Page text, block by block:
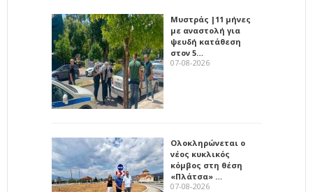
Μυστράς |11 μήνες
με αναστολή για
ψευδή κατάθεση
στον 5…
07-08-2026
Ολοκληρώνεται ο
νέος κυκλικός
κόμβος στη θέση
«Πλάτσα» …
07-08-2026